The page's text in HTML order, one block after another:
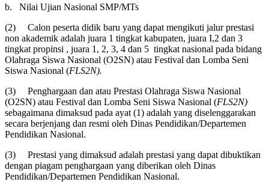
b. Nilai Ujian Nasional SMP/MTs
(2) Calon peserta didik baru yang dapat mengikuti jalur prestasi
non akademik adalah juara 1 tingkat kabupaten, juara I,2 dan 3
tingkat propinsi , juara 1, 2, 3, 4 dan 5 tingkat nasional pada bidang
Olahraga Siswa Nasional (O2SN) atau Festival dan Lomba Seni
Siswa Nasional (FLS2N).
(3) Penghargaan dan atau Prestasi Olahraga Siswa Nasional
(O2SN) atau Festival dan Lomba Seni Siswa Nasional (FLS2N)
sebagaimana dimaksud pada ayat (1) adalah yang diselenggarakan
secara berjenjang dan resmi oleh Dinas Pendidikan/Departemen
Pendidikan Nasional.
(3) Prestasi yang dimaksud adalah prestasi yang dapat dibuktikan
dengan piagam penghargaan yang diberikan oleh Dinas
Pendidikan/Departemen Pendidikan Nasional.